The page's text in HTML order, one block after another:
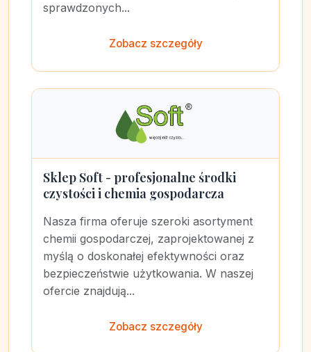
sprawdzonych...
Zobacz szczegóły
Sklep Soft - profesjonalne środki
czystości i chemia gospodarcza
Nasza firma oferuje szeroki asortyment
chemii gospodarczej, zaprojektowanej z
myślą o doskonałej efektywności oraz
bezpieczeństwie użytkowania. W naszej
ofercie znajdują...
Zobacz szczegóły